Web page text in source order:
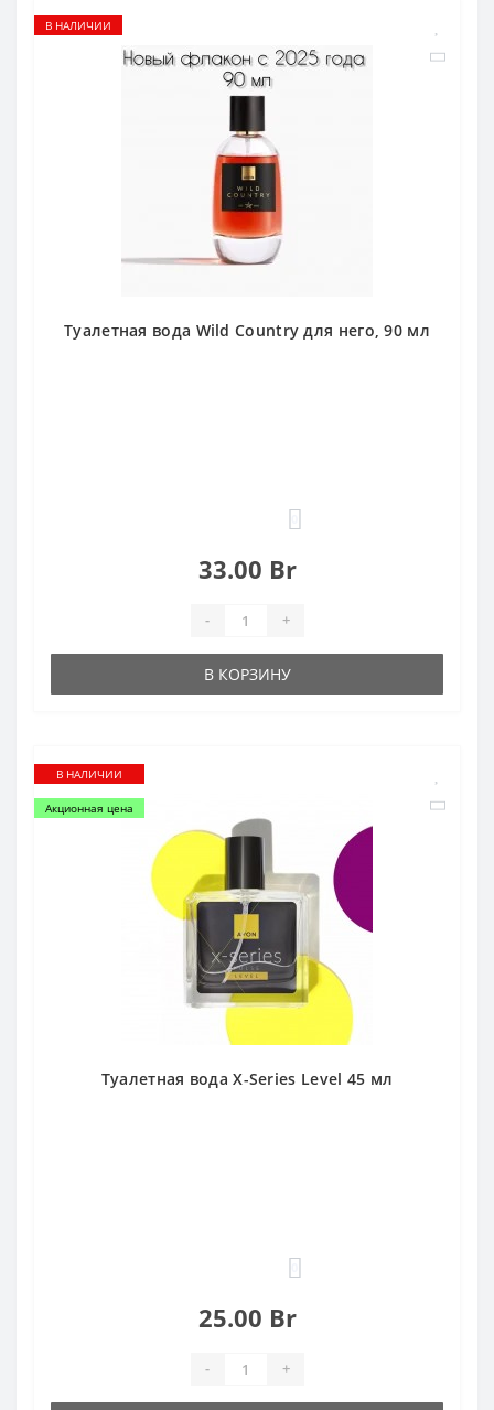
В НАЛИЧИИ
Туалетная вода Wild Country для него, 90 мл
33.00 Br
- +
В КОРЗИНУ
В НАЛИЧИИ
Акционная цена
Туалетная вода X-Series Level 45 мл
25.00 Br
- +